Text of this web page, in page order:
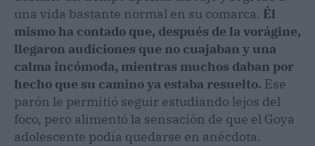
una vida bastante normal en su comarca. Él
mismo ha contado que, después de la vorágine,
llegaron audiciones que no cuajaban y una
calma incómoda, mientras muchos daban por
hecho que su camino ya estaba resuelto. Ese
parón le permitió seguir estudiando lejos del
foco, pero alimentó la sensación de que el Goya
adolescente podía quedarse en anécdota.